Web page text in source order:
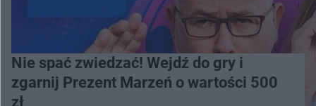
Nie spać zwiedzać! Wejdź do gry i
zgarnij Prezent Marzeń o wartości 500
zł